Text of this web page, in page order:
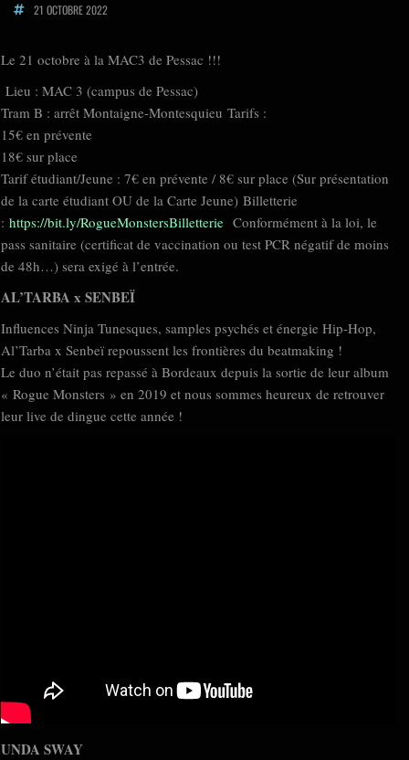
21 OCTOBRE 2022
Le 21 octobre à la MAC3 de Pessac !!!
Lieu : MAC 3 (campus de Pessac)
Tram B : arrêt Montaigne-Montesquieu Tarifs :
15€ en prévente
18€ sur place
Tarif étudiant/Jeune : 7€ en prévente / 8€ sur place (Sur présentation
de la carte étudiant OU de la Carte Jeune) Billetterie
: https://bit.ly/RogueMonstersBilletterie Conformément à la loi, le
pass sanitaire (certificat de vaccination ou test PCR négatif de moins
de 48h…) sera exigé à l’entrée.
AL’TARBA x SENBEÏ
Influences Ninja Tunesques, samples psychés et énergie Hip-Hop,
Al’Tarba x Senbeï repoussent les frontières du beatmaking !
Le duo n’était pas repassé à Bordeaux depuis la sortie de leur album
« Rogue Monsters » en 2019 et nous sommes heureux de retrouver
leur live de dingue cette année !
UNDA SWAY